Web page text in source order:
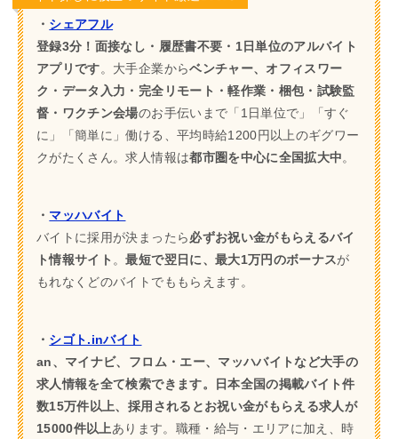
・ シェアフル
登録3分！面接なし・履歴書不要・1日単位のアルバイト
アプリです。大手企業からベンチャー、オフィスワー
ク・データ入力・完全リモート・軽作業・梱包・試験監
督・ワクチン会場のお手伝いまで「1日単位で」「すぐ
に」「簡単に」働ける、平均時給1200円以上のギグワー
クがたくさん。求人情報は都市圏を中心に全国拡大中。
・ マッハバイト
バイトに採用が決まったら必ずお祝い金がもらえるバイ
ト情報サイト 。最短で翌日に、最大1万円のボーナスが
もれなくどのバイトでももらえます。
・ シゴト.inバイト
an、マイナビ、フロム・エー、マッハバイトなど大手の
求人情報を全て検索できます。日本全国の掲載バイト件
数15万件以上、採用されるとお祝い金がもらえる求人が
15000件以上あります。職種・給与・エリアに加え、時